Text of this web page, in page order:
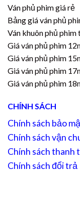
Ván phủ phim giá rẻ
Bảng giá ván phủ
Ván khuôn phủ
Giá ván phủ phim
Giá ván phủ phim
Giá ván phủ phim
Giá ván phủ phim
CHÍNH SÁCH
Chính sách bảo
Chính sách vận
Chính sách thanh
Chính sách đổi trả